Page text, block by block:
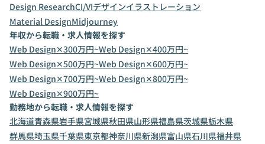
Design ResearchCI/VIデザインイラストレーション
Material DesignMidjourney
年収から転職・求人情報を探す
Web Design✕300万円~Web Design✕400万円~
Web Design✕500万円~Web Design✕600万円~
Web Design✕700万円~Web Design✕800万円~
Web Design✕900万円~
勤務地から転職・求人情報を探す
北海道青森県岩手県宮城県秋田県山形県福島県茨城県栃木県
群馬県埼玉県千葉県東京都神奈川県新潟県富山県石川県福井県